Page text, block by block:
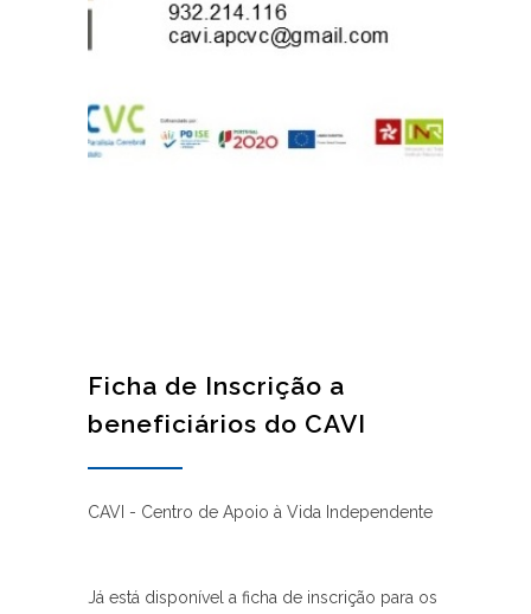
Ficha de Inscrição a
beneficiários do CAVI
CAVI - Centro de Apoio à Vida Independente
Já está disponível a ficha de inscrição para os